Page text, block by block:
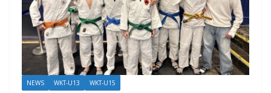
NEWS WKT-U13 WKT-U15